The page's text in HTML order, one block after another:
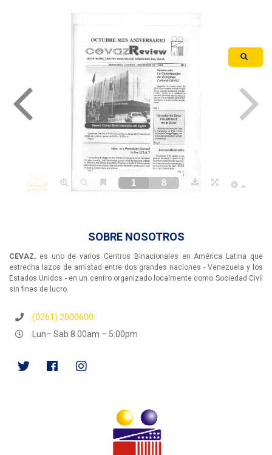
SOBRE NOSOTROS
CEVAZ, es uno de varios Centros Binacionales en América Latina que
estrecha lazos de amistad entre dos grandes naciones - Venezuela y los
Estados Unidos - en un centro organizado localmente como Sociedad Civil
sin fines de lucro.
(0261) 2000600
Lun– Sab 8.00am – 5:00pm